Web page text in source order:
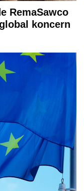
RemaSawco
koncern